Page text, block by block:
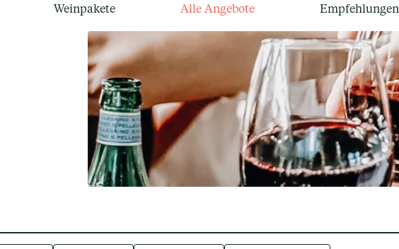
Weinpakete Alle Angebote Empfehlungen